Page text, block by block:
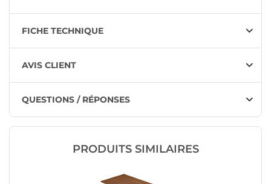
FICHE TECHNIQUE
AVIS CLIENT
QUESTIONS / RÉPONSES
PRODUITS SIMILAIRES